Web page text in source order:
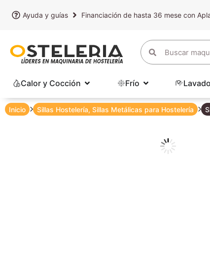
Ayuda y guías Financiación de hasta 36 mese con
Calor y Cocción Frío Lavado
Inicio Sillas Hostelería, Sillas Metálicas para Hostelería